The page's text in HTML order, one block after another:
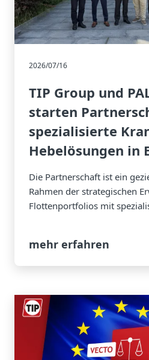
2026/07/16
TIP Group und
starten
spezialisierte
Hebelösungen in
Die Partnerschaft ist ein
Rahmen der strategischen
Flottenportfolios mit
mehr erfahren